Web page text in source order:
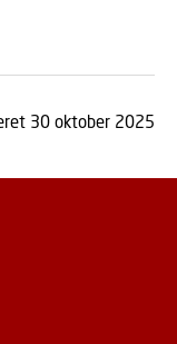
30 oktober 2025